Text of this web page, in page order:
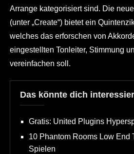
Arrange kategorisiert sind. Die
(unter „Create“) bietet ein
welches das erforschen von
eingestellten Tonleiter, Stimmung
vereinfachen soll.
Das könnte dich
Gratis: United Plugins
10 Phantom Rooms Low End
Spielen